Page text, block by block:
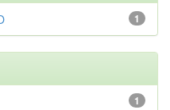
1
1